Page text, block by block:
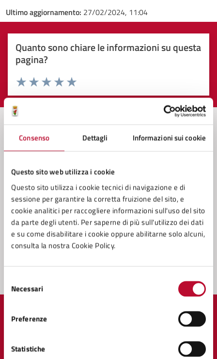
Consenso Dettagli Informazioni sui cookie
Questo sito web utilizza i cookie
Questo sito utilizza i cookie tecnici di navigazione e di
sessione per garantire la corretta fruizione del sito, e
cookie analitici per raccogliere informazioni sull'uso del sito
da parte degli utenti. Per saperne di più sull'utilizzo dei dati
e su come disabilitare i cookie oppure abilitarne solo alcuni,
consulta la nostra Cookie Policy.
delNecessari
Preferenze
Statistiche
Ultimo aggiornamento: 27/02/2024, 11:04
Quanto sono chiare le informazioni su questa
pagina?
Valuta 5 stelle su 5
Valuta 4 stelle su 5
Valuta 3 stelle su 5
Valuta 2 stelle su 5
Valuta 1 stelle su 5
Contatta il comune
Leggi le domande frequenti
Richiedi assistenza
Prenota appuntamento
Problemi in città
Comune di Volterra